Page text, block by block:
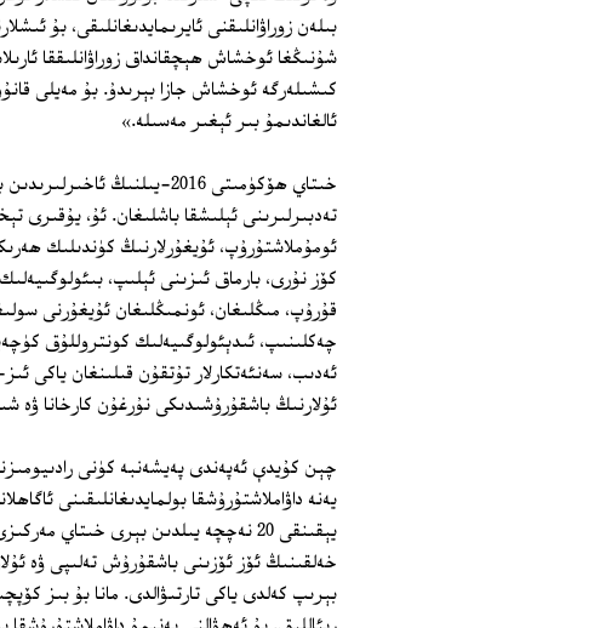
بىلەن زوراۋانلىقنى ئايرىمايدىغانلىقى، بۇ
شۇنىڭغا ئوخشاش ھېچقانداق زوراۋانلىققا
كىشىلەرگە ئوخشاش جازا بېرىدۇ. بۇ مەيلى
ئالغاندىمۇ بىر ئېغىر مەسىلە.»
خىتاي ھۆكۈمىتى 2016‏-يىلنىڭ
تەدبىرلىرىنى ئېلىشقا باشلىغان. ئۇ، يۇقىرى
ئومۇملاشتۇرۇپ، ئۇيغۇرلارنىڭ كۈندىلىك
كۆز نۇرى، بارماق ئىزىنى ئېلىپ،
قۇرۇپ، مىڭلىغان، ئونمىڭلىغان ئۇيغۇرنى
چەكلىنىپ، ئىدېئولوگىيەلىك كونتروللۇق
ئەدىب، سەنئەتكارلار تۇتقۇن قىلىنغان ياكى
ئۇلارنىڭ باشقۇرۇشىدىكى نۇرغۇن كارخانا ۋە
چېن كۇيدې ئەپەندى پەيشەنبە كۈنى
يەنە داۋاملاشتۇرۇشقا بولمايدىغانلىقىنى
يېقىنقى 20 نەچچە يىلدىن بېرى
خەلقىنىڭ ئۆز ئۆزىنى باشقۇرۇش تەلىپى ۋە
بېرىپ كەلدى ياكى تارتىۋالدى. مانا بۇ بىز